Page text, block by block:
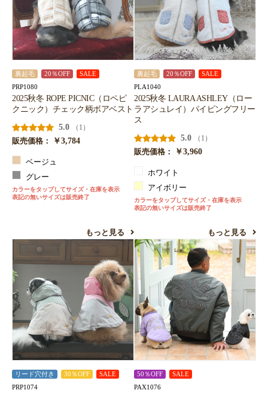
裏起毛 20％OFF SALE
PRP1080
2025秋冬 ROPE PICNIC（ロペピ
クニック）チェック柄ボアベスト
5.0
（1）
販売価格：
￥3,784
ベージュ
グレー
カラーをタップしてサイズ・在庫を表示
表記の無いサイズは販売終了
もっと見る
裏起毛 20％OFF SALE
PLA1040
2025秋冬 LAURA ASHLEY（ロー
ラアシュレイ）パイピングフリー
ス
5.0
（1）
販売価格：
￥3,960
ホワイト
アイボリー
カラーをタップしてサイズ・在庫を表示
表記の無いサイズは販売終了
もっと見る
リード穴付き 30％OFF SALE
PRP1074
50％OFF SALE
PAX1076